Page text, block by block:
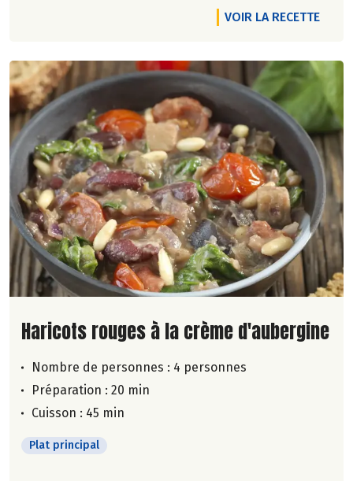
VOIR LA RECETTE
Lire la suite de la recette
Haricots rouges à la crème d'aubergine
Nombre de personnes : 4 personnes
Préparation : 20 min
Cuisson : 45 min
Plat principal